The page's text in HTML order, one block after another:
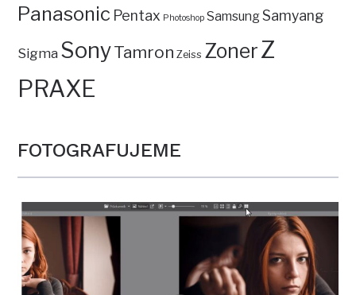
Panasonic Pentax Photoshop SamsungSamyang
Sigma SonyTamron Zeiss ZonerZ
PRAXE
FOTOGRAFUJEME